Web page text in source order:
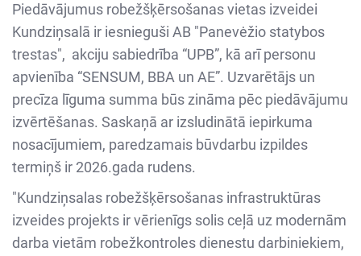
Piedāvājumus robežšķērsošanas vietas izveidei
Kundziņsalā ir iesnieguši AB "Panevėžio statybos
trestas", akciju sabiedrība “UPB”, kā arī personu
apvienība “SENSUM, BBA un AE”. Uzvarētājs un
precīza līguma summa būs zināma pēc piedāvājumu
izvērtēšanas. Saskaņā ar izsludinātā iepirkuma
nosacījumiem, paredzamais būvdarbu izpildes
termiņš ir 2026.gada rudens.
"Kundziņsalas robežšķērsošanas infrastruktūras
izveides projekts ir vērienīgs solis ceļā uz modernām
darba vietām robežkontroles dienestu darbiniekiem,